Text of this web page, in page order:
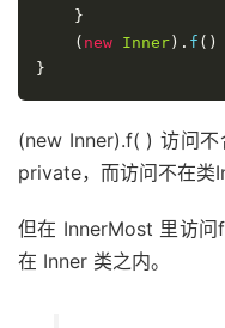
}
( new Inner ). f ()
}
(new Inner).f( ) 访问
private，而访问不在类
但在 InnerMost 里访问
在 Inner 类之内。